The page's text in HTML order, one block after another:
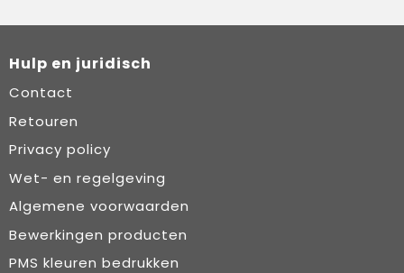
Hulp en juridisch
Contact
Retouren
Privacy policy
Wet- en regelgeving
Algemene voorwaarden
Bewerkingen producten
PMS kleuren bedrukken